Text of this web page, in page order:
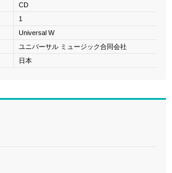
CD
1
Universal W
ユニバーサル ミュージック合同会社
日本